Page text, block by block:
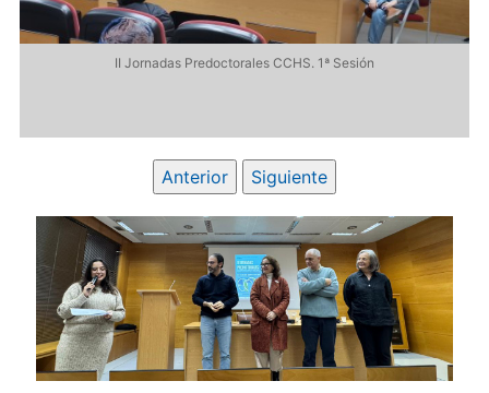
II Jornadas Predoctorales CCHS. 1ª Sesión
Anterior Siguiente